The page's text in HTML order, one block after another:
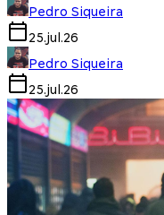
Pedro Siqueira
25.jul.26
Pedro Siqueira
25.jul.26